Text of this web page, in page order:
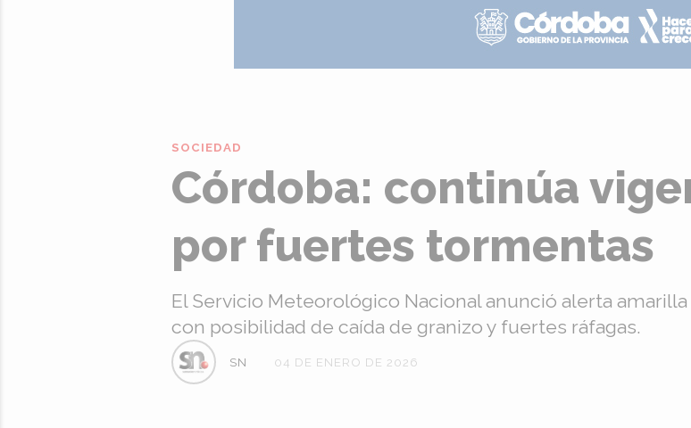
Córdoba: continúa
por fuertes tormentas
El Servicio Meteorológico Nacional anunció alerta
con posibilidad de caída de granizo y fuertes ráfagas.
SOCIEDAD
04 DE ENERO DE 2026
SN